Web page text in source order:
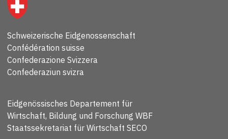
Schweizerische Eidgenossenschaft
Confédération suisse
Confederazione Svizzera
Confederaziun svizra
Eidgenössisches Departement für
Wirtschaft, Bildung und Forschung WBF
Staatssekretariat für Wirtschaft SECO